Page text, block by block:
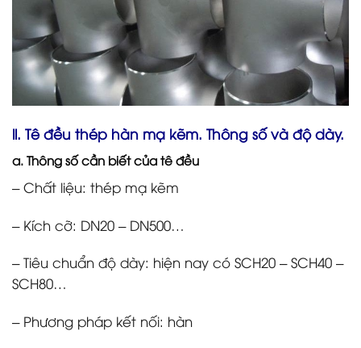
ll. Tê đều thép hàn mạ kẽm. Thông số và độ dày.
a. Thông số cần biết của tê đều
– Chất liệu: thép mạ kẽm
– Kích cỡ: DN20 – DN500…
– Tiêu chuẩn độ dày: hiện nay có SCH20 – SCH40 –
SCH80…
– Phương pháp kết nối: hàn